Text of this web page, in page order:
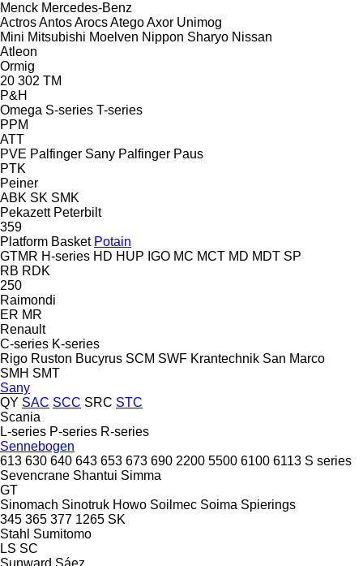
Menck Mercedes-Benz
ActrosAntosArocsAtegoAxor Unimog
Mini Mitsubishi Moelven Nippon Sharyo Nissan
Atleon
Ormig
20 302 TM
P&H
Omega S-series T-series
PPM
ATT
PVE Palfinger Sany Palfinger Paus
PTK
Peiner
ABK SK SMK
Pekazett Peterbilt
359
Platform Basket Potain
GTMR H-series HD HUP IGO MC MCT MD MDT SP
RB RDK
250
Raimondi
ER MR
Renault
C-series K-series
Rigo Ruston Bucyrus SCM SWF Krantechnik San Marco
SMH SMT
Sany
QY SAC SCC SRC STC
Scania
L-series P-series R-series
Sennebogen
613 630 640 643 653 673 690 2200 5500 6100 6113 S series
Sevencrane Shantui Simma
GT
Sinomach Sinotruk Howo Soilmec Soima Spierings
345 365 377 1265 SK
Stahl Sumitomo
LS SC
Sunward Sáez